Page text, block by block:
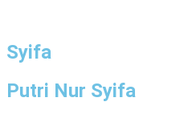
Syifa
Putri Nur Syifa